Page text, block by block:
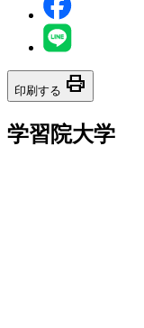
印刷する print
学習院大学